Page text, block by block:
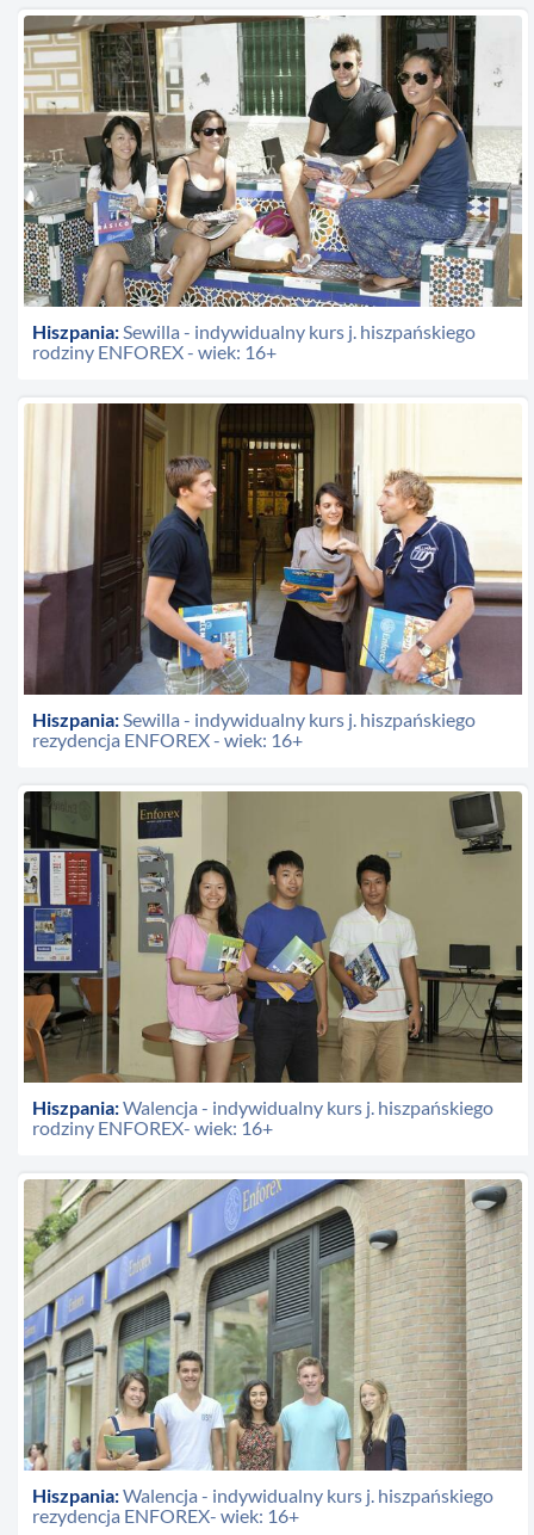
Hiszpania:Sewilla - indywidualny kurs j. hiszpańskiego
rodziny ENFOREX - wiek: 16+
Hiszpania:Sewilla - indywidualny kurs j. hiszpańskiego
rezydencja ENFOREX - wiek: 16+
Hiszpania:Walencja - indywidualny kurs j. hiszpańskiego
rodziny ENFOREX- wiek: 16+
Hiszpania:Walencja - indywidualny kurs j. hiszpańskiego
rezydencja ENFOREX- wiek: 16+